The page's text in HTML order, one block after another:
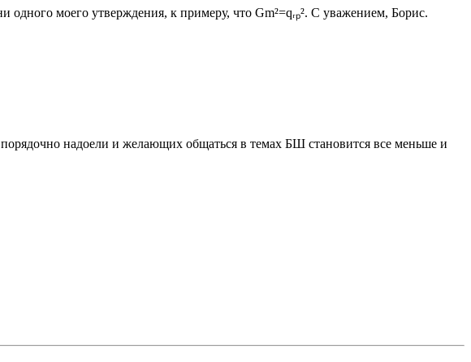
моего утверждения, к примеру, что Gm²=qᵣₚ². С уважением, Борис.
надоели и желающих общаться в темах БШ становится все меньше и